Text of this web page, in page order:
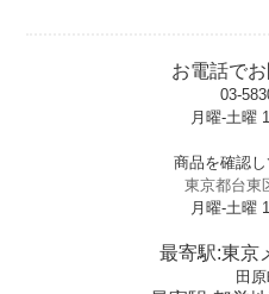
お電話で
03-
月曜-土曜
商品を確認
東京都台東
月曜-土曜
最寄駅:東京
田